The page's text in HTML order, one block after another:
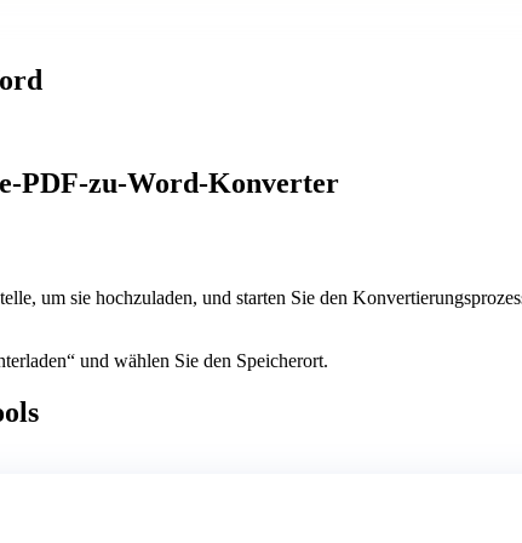
PDF-zu-Word-Konverter
um sie hochzuladen, und starten Sie den
und wählen Sie den Speicherort.